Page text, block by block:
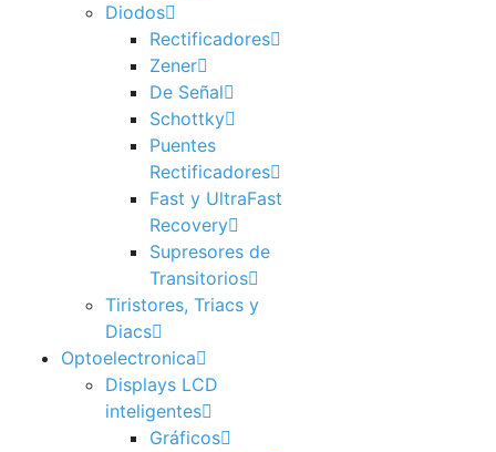
Diodos
Rectificadores
Zener
De Señal
Schottky
Puentes
Rectificadores
Fast y UltraFast
Recovery
Supresores de
Transitorios
Tiristores, Triacs y
Diacs
Optoelectronica
Displays LCD
inteligentes
Gráficos